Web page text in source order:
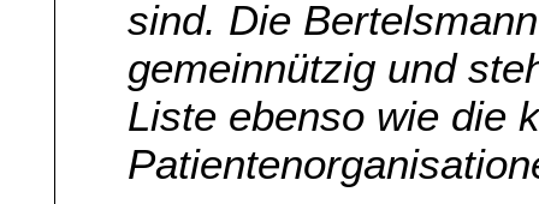
sind. Die
gemeinnützig und
Liste ebenso wie die